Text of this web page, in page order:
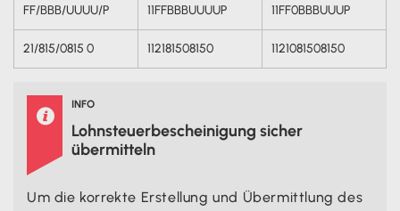
FF/BBB/UUUU/P 11FFBBBUUUUP 11FF0BBBUUUP
21/815/0815 0 112181508150 1121081508150
 INFO
Lohnsteuerbescheinigung sicher
übermitteln
Um die korrekte Erstellung und Übermittlung des